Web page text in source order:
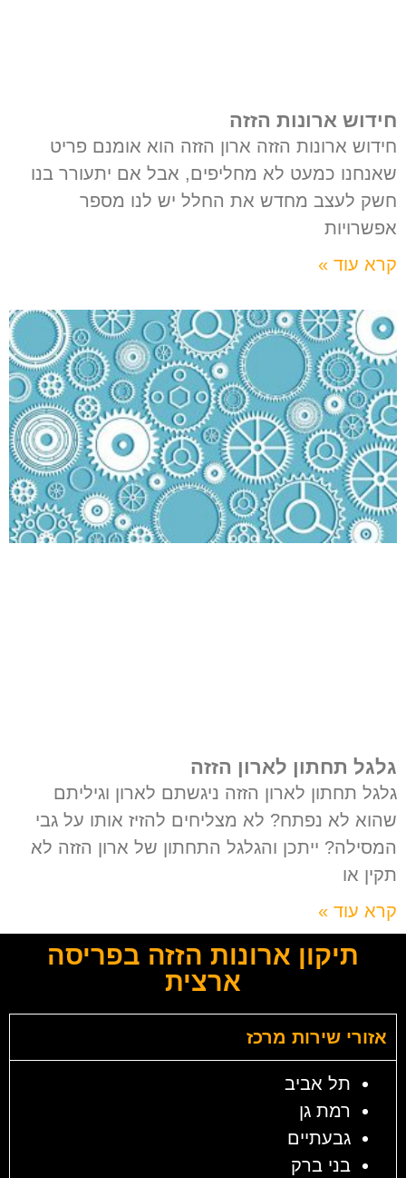
חידוש ארונות הזזה
חידוש ארונות הזזה ארון הזזה הוא אומנם פריט
שאנחנו כמעט לא מחליפים, אבל אם יתעורר בנו
חשק לעצב מחדש את החלל יש לנו מספר
אפשרויות
קרא עוד »
גלגל תחתון לארון הזזה
גלגל תחתון לארון הזזה ניגשתם לארון וגיליתם
שהוא לא נפתח? לא מצליחים להזיז אותו על גבי
המסילה? ייתכן והגלגל התחתון של ארון הזזה לא
תקין או
קרא עוד »
תיקון ארונות הזזה בפריסה
ארצית
אזורי שירות מרכז
תל אביב
רמת גן
גבעתיים
בני ברק